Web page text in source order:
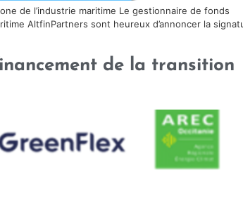
de l’industrie maritime Le gestionnaire de fonds
AltfinPartners sont heureux d’annoncer la
de la transition